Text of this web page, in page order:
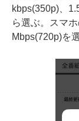
kbps(350p)、
ら選ぶ。スマ
Mbps(720p)を